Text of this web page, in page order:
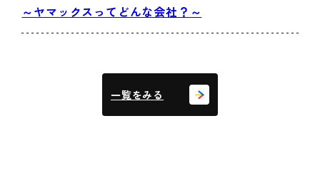
～ヤマックスってどんな会社？～
一覧をみる